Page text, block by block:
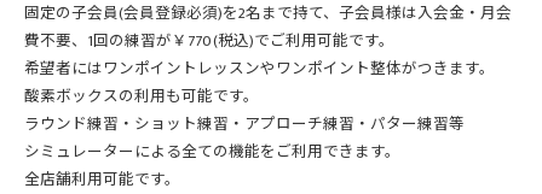
固定の子会員(会員登録必須)を2名まで持て、子会員様は入会金・月会
費不要、1回の練習が￥770(税込)でご利用可能です。
希望者にはワンポイントレッスンやワンポイント整体がつきます。
酸素ボックスの利用も可能です。
ラウンド練習・ショット練習・アプローチ練習・パター練習等
シミュレーターによる全ての機能をご利用できます。
全店舗利用可能です。